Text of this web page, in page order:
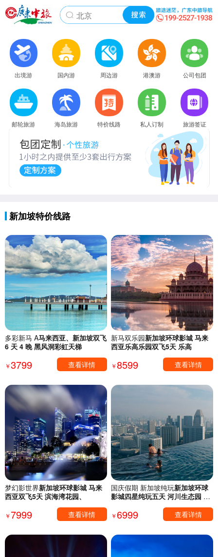
出境游 国内游 周边游 港澳游 公司包团
邮轮旅游 海岛旅游 特价线路 私人订制 旅游签证
新加坡特价线路
多彩新马 A马来西亚、新加坡双飞
6 天 4 晚 黑风洞彩虹天梯
￥3799 查看详情
新马双乐园新加坡环球影城 马来
西亚乐高乐园双飞5天 乐高
￥8599 查看详情
梦幻影世界新加坡环球影城 马来
西亚双飞5天 滨海湾花园、
￥ 7999 查看详情
国庆假期 新加坡纯玩新加坡环球
影城四星纯玩五天 河川生态园 环
￥6999 查看详情